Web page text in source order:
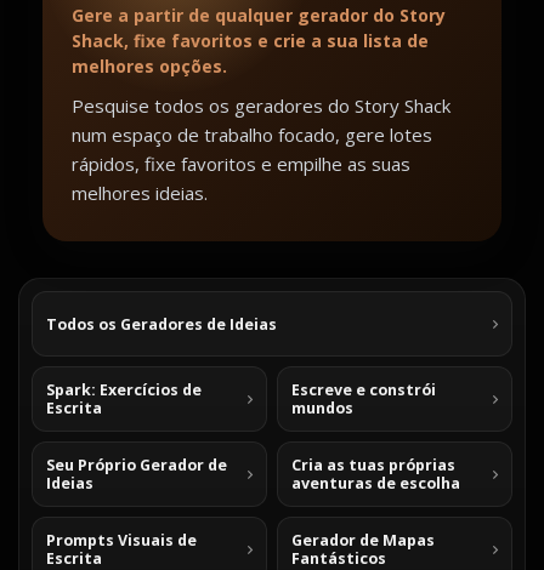
Gere a partir de qualquer gerador do Story
Shack, fixe favoritos e crie a sua lista de
melhores opções.
Pesquise todos os geradores do Story Shack
num espaço de trabalho focado, gere lotes
rápidos, fixe favoritos e empilhe as suas
melhores ideias.
Todos os Geradores de Ideias
Spark: Exercícios de
Escrita
Escreve e constrói
mundos
Seu Próprio Gerador de
Ideias
Cria as tuas próprias
aventuras de escolha
Prompts Visuais de
Escrita
Gerador de Mapas
Fantásticos